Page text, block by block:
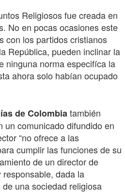
Religiosos fue creada en
No en pocas ocasiones este
con los partidos cristianos
República, pueden inclinar la
ninguna norma especifíca la
ahora solo habían ocupado
de Colombiatambién
un comunicado difundido en
“no ofrece a las
cumplir las funciones de su
de un director de
dada la
una sociedad religiosa